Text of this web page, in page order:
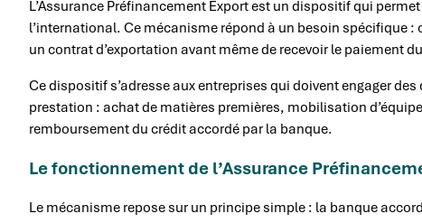
L’Assurance Préfinancement Export est un dispositif qui
l’international. Ce mécanisme répond à un besoin spécifique
un contrat d’exportation avant même de recevoir le paiement
Ce dispositif s’adresse aux entreprises qui doivent engager
prestation : achat de matières premières, mobilisation
remboursement du crédit accordé par la banque.
Le fonctionnement de l’Assurance
Le mécanisme repose sur un principe simple : la banque